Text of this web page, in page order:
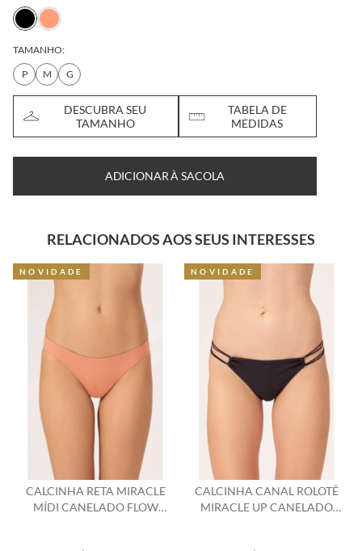
TAMANHO:
P
M G
DESCUBRA SEU
TAMANHO
TABELA DE
MEDIDAS
ADICIONAR À SACOLA
RELACIONADOS AOS SEUS INTERESSES
CALCINHA RETA MIRACLE
MÍDI CANELADO FLOW
NOVIDADE
CALCINHA CANAL ROLOTÊ
MIRACLE UP CANELADO
NOVIDADE